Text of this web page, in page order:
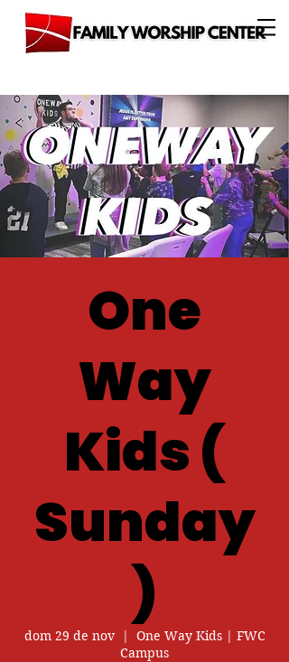
One
Way
Kids (
Sunday
)
dom 29 de nov
  |
One Way Kids | FWC
Campus